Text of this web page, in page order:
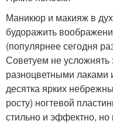
Маникюр и макияж в
будоражить
(популярнее сегодня
Советуем не усложнять
разноцветными
десятка ярких
росту) ногтевой
стильно и эффектно, но